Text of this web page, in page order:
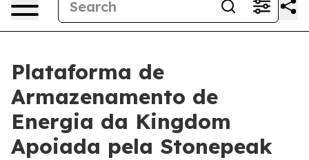
Plataforma de
Armazenamento de
Energia da Kingdom
Apoiada pela Stonepeak